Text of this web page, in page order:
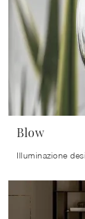
Blow